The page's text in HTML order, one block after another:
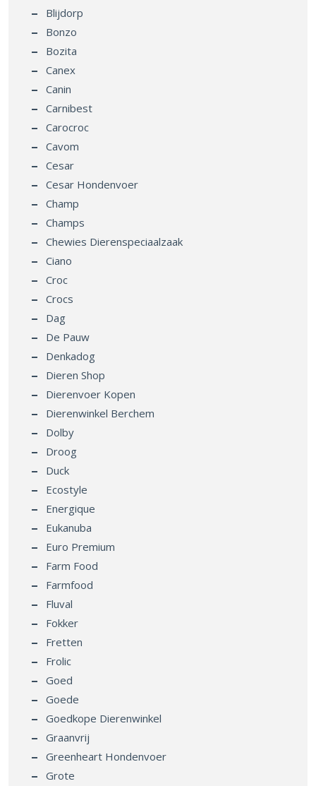
Blijdorp
Bonzo
Bozita
Canex
Canin
Carnibest
Carocroc
Cavom
Cesar
Cesar Hondenvoer
Champ
Champs
Chewies Dierenspeciaalzaak
Ciano
Croc
Crocs
Dag
De Pauw
Denkadog
Dieren Shop
Dierenvoer Kopen
Dierenwinkel Berchem
Dolby
Droog
Duck
Ecostyle
Energique
Eukanuba
Euro Premium
Farm Food
Farmfood
Fluval
Fokker
Fretten
Frolic
Goed
Goede
Goedkope Dierenwinkel
Graanvrij
Greenheart Hondenvoer
Grote